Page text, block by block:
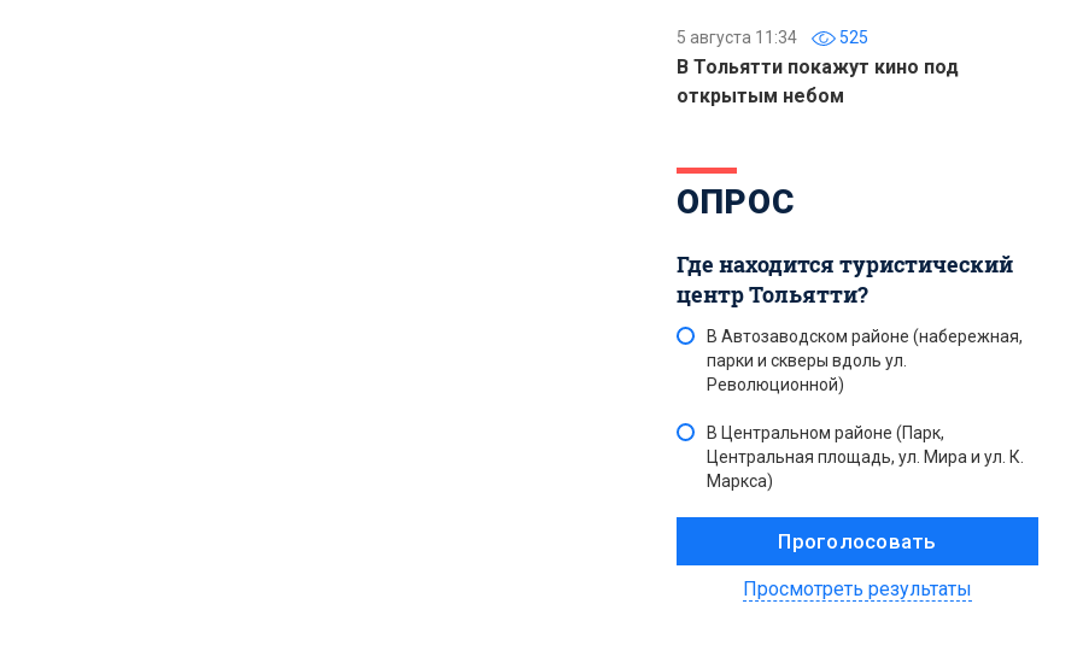
5 августа 11:34 525
В Тольятти покажут кино под
открытым небом
ОПРОС
Где находится туристический
центр Тольятти?
В Автозаводском районе (набережная,
парки и скверы вдоль ул.
Революционной)
В Центральном районе (Парк,
Центральная площадь, ул. Мира и ул. К.
Маркса)
Просмотреть результаты